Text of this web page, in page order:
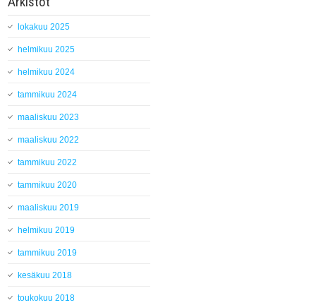
lokakuu 2025
helmikuu 2025
helmikuu 2024
tammikuu 2024
maaliskuu 2023
maaliskuu 2022
tammikuu 2022
tammikuu 2020
maaliskuu 2019
helmikuu 2019
tammikuu 2019
kesäkuu 2018
toukokuu 2018